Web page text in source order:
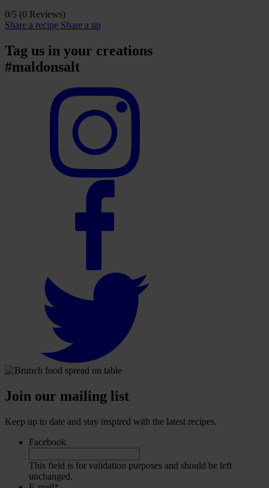
0/5 (0 Reviews)
Share a recipe Share a tip
Tag us in your creations
#maldonsalt
Join our mailing list
Keep up to date and stay inspired with the latest recipes.
Facebook
This field is for validation purposes and should be left
unchanged.